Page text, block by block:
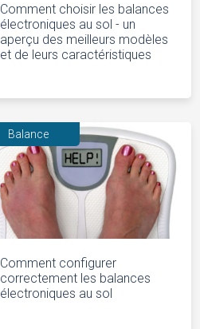
Comment choisir les balances
électroniques au sol - un
aperçu des meilleurs modèles
et de leurs caractéristiques
Balance
Comment configurer
correctement les balances
électroniques au sol